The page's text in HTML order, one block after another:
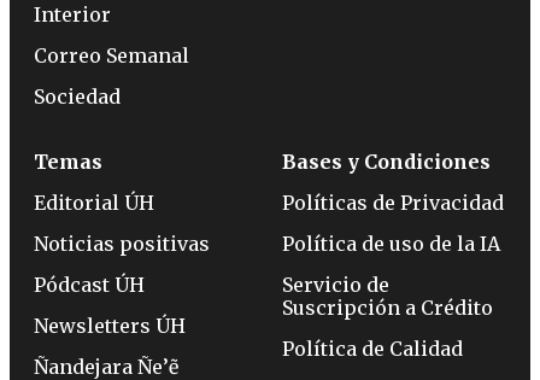
Interior
Correo Semanal
Sociedad
Temas
Editorial ÚH
Noticias positivas
Pódcast ÚH
Newsletters ÚH
Ñandejara Ñe’ẽ
Bases y Condiciones
Políticas de Privacidad
Política de uso de la IA
Servicio de
Suscripción a Crédito
Política de Calidad